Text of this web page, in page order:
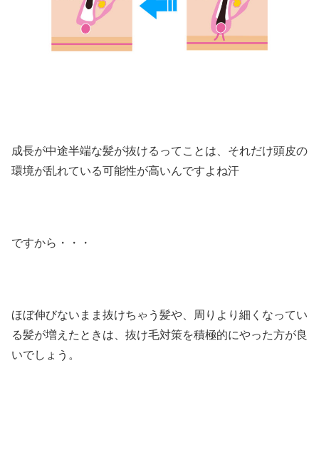
成長が中途半端な髪が抜けるってことは、それだけ頭皮の
環境が乱れている可能性が高いんですよね汗
ですから・・・
ほぼ伸びないまま抜けちゃう髪や、周りより細くなってい
る髪が増えたときは、抜け毛対策を積極的にやった方が良
いでしょう。